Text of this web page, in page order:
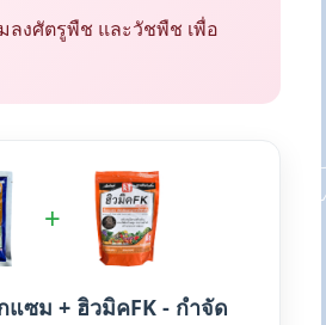
งศัตรูพืช และวัชพืช เพื่อ
+
แซม + ฮิวมิคFK - กำจัด